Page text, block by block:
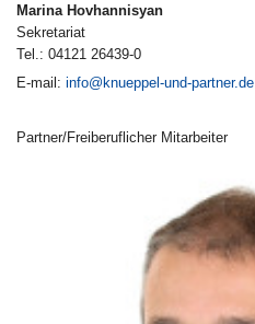
Marina Hovhannisyan
Sekretariat
Tel.: 04121 26439-0
E-mail: info@knueppel-und-partner.de
Partner/Freiberuflicher Mitarbeiter